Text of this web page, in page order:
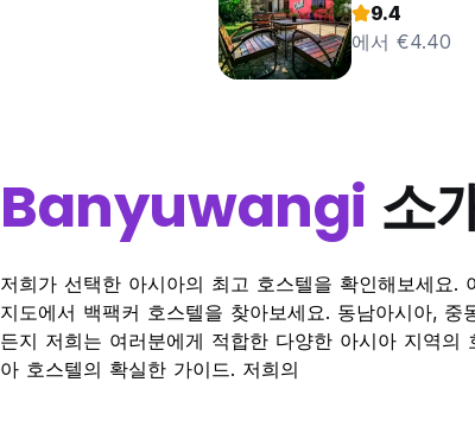
9.4
에서 €4.40
Banyuwangi 소
저희가 선택한 아시아의 최고 호스텔을 확인해보세요
지도에서 백팩커 호스텔을 찾아보세요. 동남아시아,
든지 저희는 여러분에게 적합한 다양한 아시아 지역
아 호스텔의 확실한 가이드. 저희의